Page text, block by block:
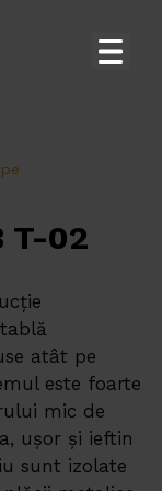
T-02
atât pe
este foarte
mic de
ușor și ieftin
sunt izolate
Huawei